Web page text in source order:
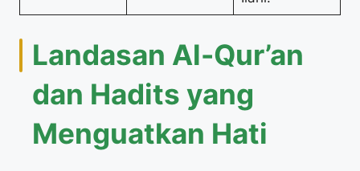
Landasan Al-Qur’an
dan Hadits yang
Menguatkan Hati